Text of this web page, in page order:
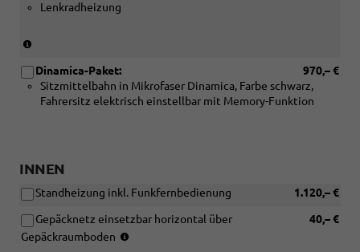
Lenkradheizung
Automatik-
Getriebe)
970,– €
Dinamica-Paket:
Sitzmittelbahn in Mikrofaser Dinamica, Farbe schwarz,
Fahrersitz elektrisch einstellbar mit Memory-Funktion
INNEN
1.120,– €
Standheizung inkl. Funkfernbedienung
40,– €
Gepäcknetz einsetzbar horizontal über
Gepäckraumboden